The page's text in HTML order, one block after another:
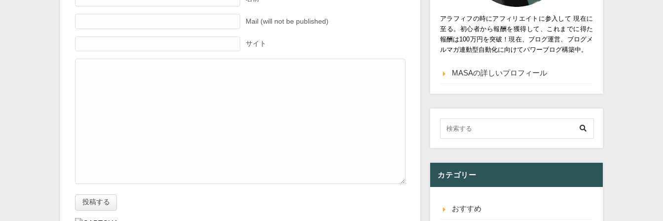
Mail (will not be published)
サイト
アラフィフの時にアフィリエイトに参入して 現在に
至る。初心者から報酬を獲得して、これまでに得た
報酬は100万円を突破！現在、ブログ運営、ブログメ
ルマガ連動型自動化に向けてパワーブログ構築中。
MASAの詳しいプロフィール
カテゴリー
おすすめ